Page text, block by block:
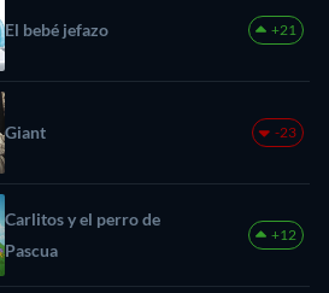
El bebé jefazo +21
Giant -23
Carlitos y el perro de
Pascua
+12